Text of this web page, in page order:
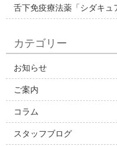
舌下免疫療法薬「シダキ
カテゴリー
お知らせ
ご案内
コラム
スタッフブログ